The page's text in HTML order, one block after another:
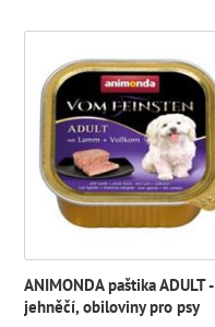
ANIMONDA paštika ADULT -
jehněčí, obiloviny pro psy